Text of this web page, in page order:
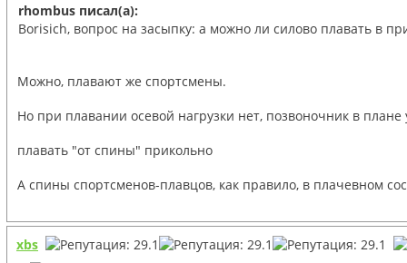
rhombus писал(а):
Borisich, вопрос на засыпку: а можно ли силово плавать в
Можно, плавают же спортсмены.
Но при плавании осевой нагрузки нет, позвоночник в
плавать "от спины" прикольно
А спины спортсменов-плавцов, как правило, в плачевном
xbs